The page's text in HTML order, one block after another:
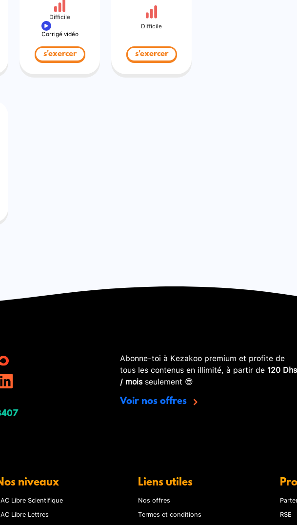
Difficile
Corrigé vidéo
s'exercer
Difficile
s'exercer
Abonne-toi à Kezakoo premium et profite de
tous les contenus en illimité, à partir de 120 Dhs
/ moisseulement 😎
Voir nos offres
niveaux
Libre Scientifique
Libre Lettres
Liens utiles
Nos offres
Termes et conditions
RSE